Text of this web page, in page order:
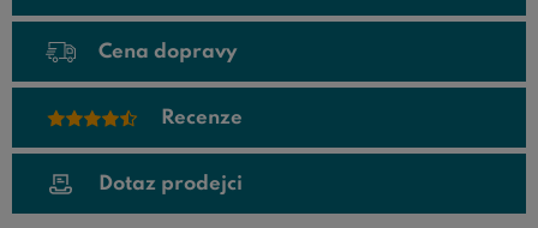
Cena dopravy
Recenze
Dotaz prodejci